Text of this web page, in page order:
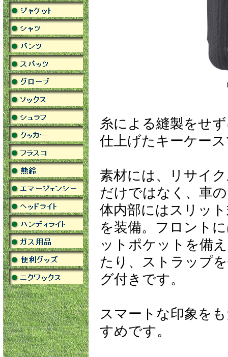
糸による縫製をせ
仕上げたキーケー
素材には、リサイ
だけではなく、車
体内部にはスリッ
を装備。フロント
ットポケットを備
たり、ストラップ
グ付きです。
スマートな印象を
すめです。